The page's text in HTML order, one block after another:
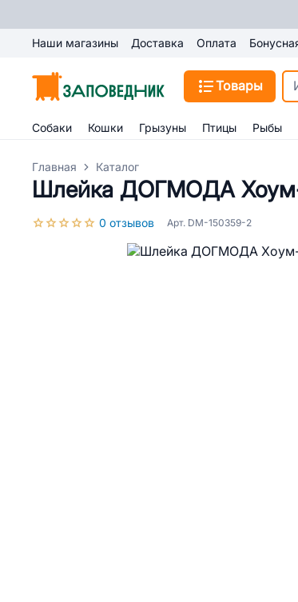
Наши магазины Доставка Оплата
Товары
Собаки Кошки Грызуны Птицы Рыбы
Главная Каталог
Шлейка ДОГМОДА
0 отзывов Арт. DM-150359-2